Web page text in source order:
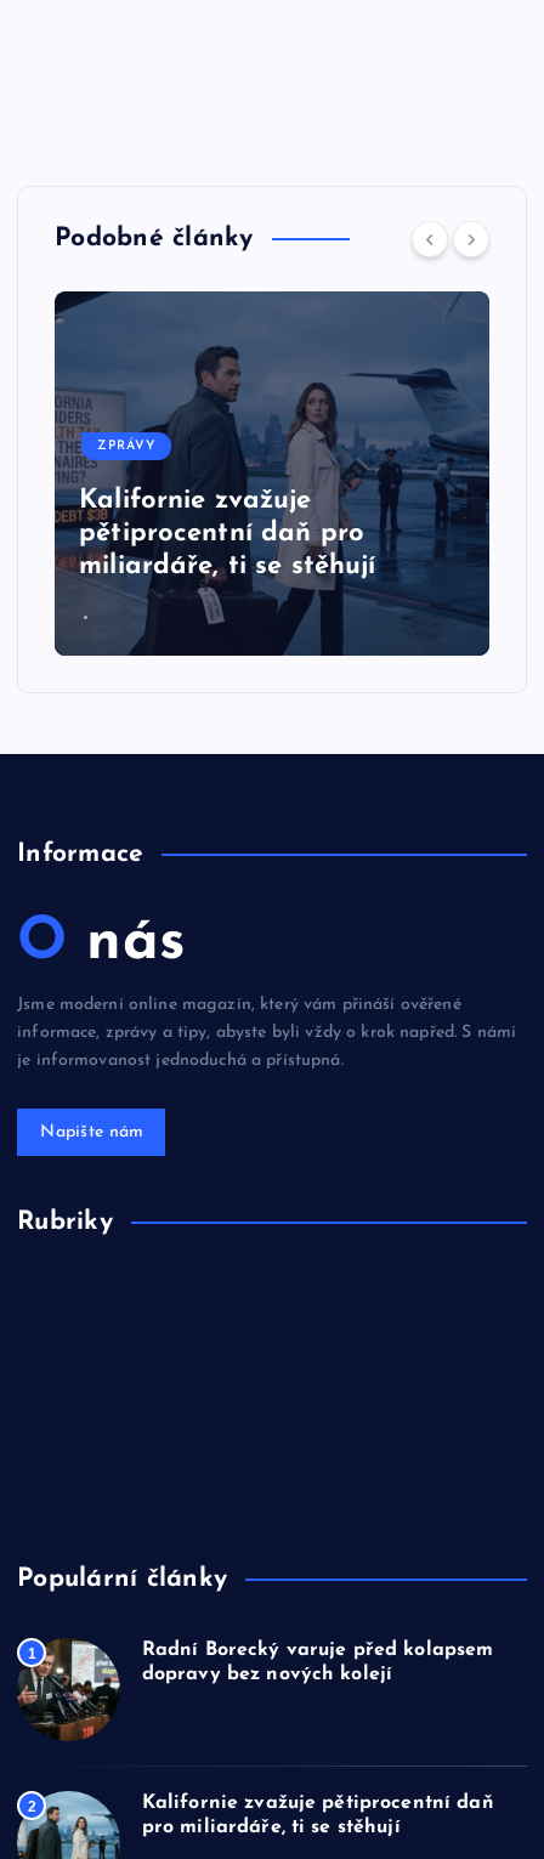
Podobné články
ZPRÁVY
Kalifornie zvažuje
pětiprocentní daň pro
miliardáře, ti se stěhují
Informace
O nás
Jsme moderní online magazín, který vám přináší ověřené
informace, zprávy a tipy, abyste byli vždy o krok napřed. S námi
je informovanost jednoduchá a přístupná.
Get a Quote
Rubriky
Populární články
1
Radní Borecký varuje před kolapsem
dopravy bez nových kolejí
2
Kalifornie zvažuje pětiprocentní daň
pro miliardáře, ti se stěhují